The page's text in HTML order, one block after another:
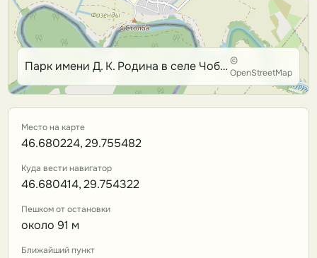
Парк имени Д. К. Родина в селе Чобурчиу (Чобручи) ©
OpenStreetMap
Место на карте
46.680224, 29.755482
Куда вести навигатор
46.680414, 29.754322
Пешком от остановки
около 91 м
Ближайший пункт